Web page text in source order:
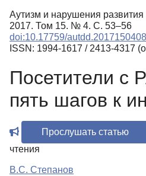
КЛЮЧЕВЫЕ
Регистрация
Аутизм и нарушения развития
2017. Том 15. № 4. С. 53–56
doi:10.17759/autdd.2017150408
ISSN: 1994-1617 / 2413-4317
Посетители с
пять шагов к
Прослушать статью
чтения
В.С. Степанов